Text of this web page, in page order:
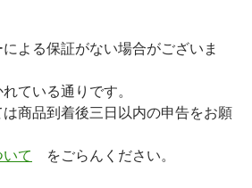
よる保証がない場合がございま
ている通りです。
商品到着後三日以内の申告をお願
て をごらんください。